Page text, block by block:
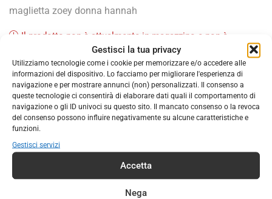
Gestisci la tua privacy
Utilizziamo tecnologie come i cookie per memorizzare e/o accedere alle
informazioni del dispositivo. Lo facciamo per migliorare l'esperienza di
navigazione e per mostrare annunci (non) personalizzati. Il consenso a
queste tecnologie ci consentirà di elaborare dati quali il comportamento di
navigazione o gli ID univoci su questo sito. Il mancato consenso o la revoca
del consenso possono influire negativamente su alcune caratteristiche e
funzioni.
Gestisci servizi
Accetta
Nega
maglietta zoey donna hannah
Il prodotto non è attualmente in magazzino e non è
COD:220977
Categorie: ABBIGLIAMENTO,ABBIGLIAMENTO DONNA
Marchio: